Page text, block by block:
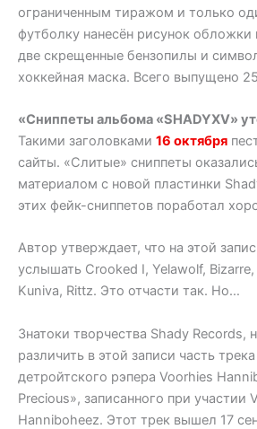
ограниченным тиражом и только
футболку нанесён рисунок обложки
две скрещенные бензопилы и
хоккейная маска. Всего выпущено
«Сниппеты альбома «SHADYXV»
Такими заголовками 16 октября
сайты. «Слитые» сниппеты
материалом с новой пластинки
этих фейк-сниппетов поработал
Автор утверждает, что на этой
услышать Crooked I, Yelawolf, Bizarre,
Kuniva, Rittz. Это отчасти так. Но…
Знатоки творчества Shady Records,
различить в этой записи часть
детройтского рэпера Voorhies
Precious», записанного при участии
Hanniboheez. Этот трек вышел 17